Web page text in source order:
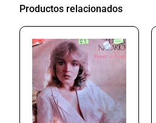
Productos relacionados